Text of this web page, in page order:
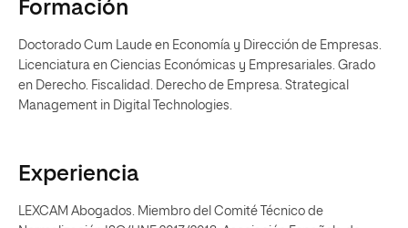
Formación
Doctorado Cum Laude en Economía y Dirección de Empresas.
Licenciatura en Ciencias Económicas y Empresariales. Grado
en Derecho. Fiscalidad. Derecho de Empresa. Strategical
Management in Digital Technologies.
Experiencia
LEXCAM Abogados. Miembro del Comité Técnico de